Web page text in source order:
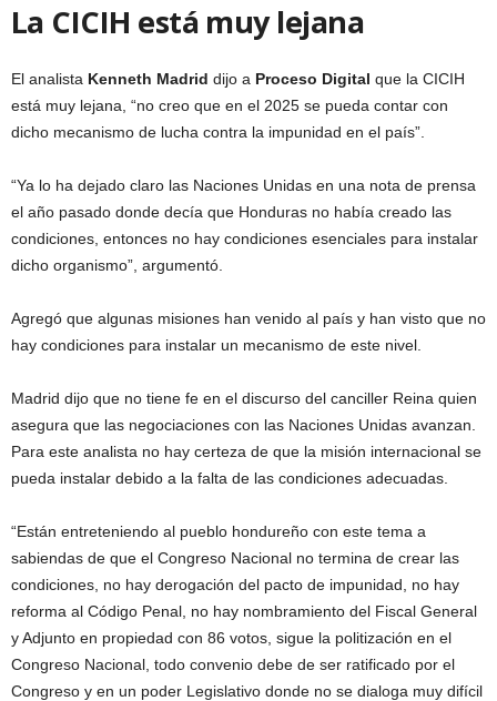
La CICIH está muy lejana
El analista Kenneth Madrid dijo a Proceso Digital que la CICIH
está muy lejana, “no creo que en el 2025 se pueda contar con
dicho mecanismo de lucha contra la impunidad en el país”.
“Ya lo ha dejado claro las Naciones Unidas en una nota de prensa
el año pasado donde decía que Honduras no había creado las
condiciones, entonces no hay condiciones esenciales para instalar
dicho organismo”, argumentó.
Agregó que algunas misiones han venido al país y han visto que no
hay condiciones para instalar un mecanismo de este nivel.
Madrid dijo que no tiene fe en el discurso del canciller Reina quien
asegura que las negociaciones con las Naciones Unidas avanzan.
Para este analista no hay certeza de que la misión internacional se
pueda instalar debido a la falta de las condiciones adecuadas.
“Están entreteniendo al pueblo hondureño con este tema a
sabiendas de que el Congreso Nacional no termina de crear las
condiciones, no hay derogación del pacto de impunidad, no hay
reforma al Código Penal, no hay nombramiento del Fiscal General
y Adjunto en propiedad con 86 votos, sigue la politización en el
Congreso Nacional, todo convenio debe de ser ratificado por el
Congreso y en un poder Legislativo donde no se dialoga muy difícil